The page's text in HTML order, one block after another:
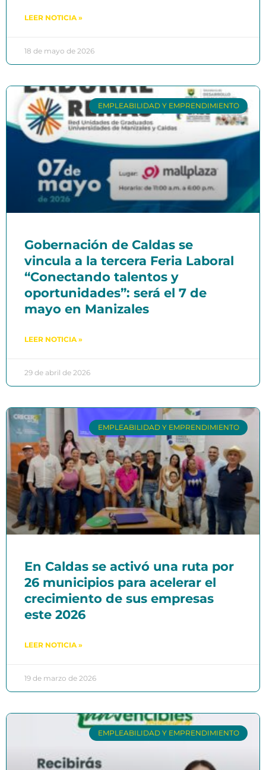
LEER NOTICIA »
18 de mayo de 2026
EMPLEABILIDAD Y EMPRENDIMIENTO
Gobernación de Caldas se
vincula a la tercera Feria Laboral
“Conectando talentos y
oportunidades”: será el 7 de
mayo en Manizales
LEER NOTICIA »
29 de abril de 2026
EMPLEABILIDAD Y EMPRENDIMIENTO
En Caldas se activó una ruta por
26 municipios para acelerar el
crecimiento de sus empresas
este 2026
LEER NOTICIA »
19 de marzo de 2026
EMPLEABILIDAD Y EMPRENDIMIENTO